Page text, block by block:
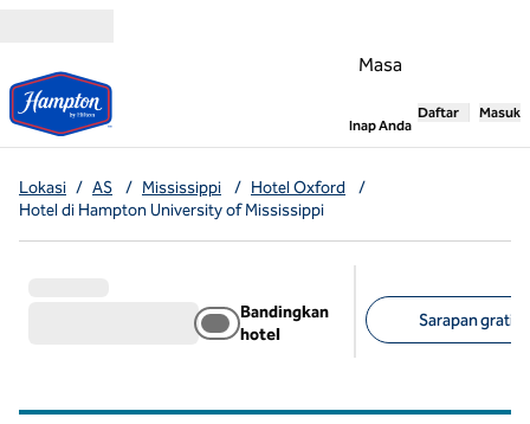
Masa
Inap Anda,Membuka
Daftar Masuk
Lokasi / AS / Mississippi / Hotel Oxford
/
Hotel di Hampton University of Mississippi
Bandingkan
hotel
Sarapan gratis